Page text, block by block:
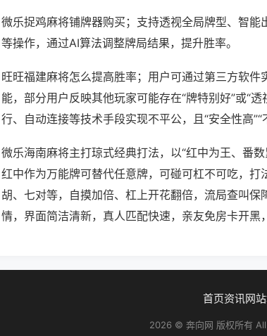
微乐捉鸡麻将铺牌器购买；支持透视全局牌型、智
等操作，通过AI算法调整牌局结果，提升胜率。
旺旺福建麻将怎么提高胜率；用户可通过第三方软件
能，部分用户反映其他玩家可能存在“牌特别好”或“
行、自动连接等技术手段实现不平公，且“安全性高”“
微乐海南麻将主打琼式经典打法，以“红中为王、番
红中作为万能牌可替代任意牌，可碰可杠不可吃，
胡、七对等，自摸加倍、杠上开花翻倍，流局查叫
情，界面简洁清新，真人匹配快速，亲友免房卡开黑
首页资讯网
2026 © 奔向网 版权所有